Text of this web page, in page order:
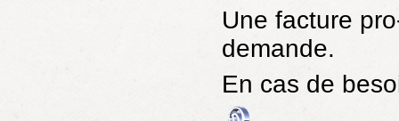
Une facture
demande.
En cas de